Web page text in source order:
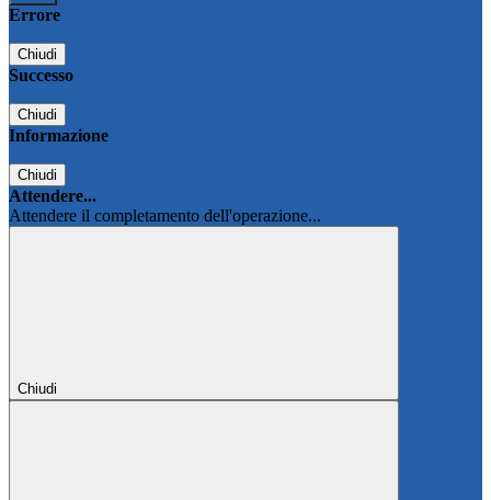
Errore
Chiudi
Successo
Chiudi
Informazione
Chiudi
Attendere...
Attendere il completamento dell'operazione...
Chiudi